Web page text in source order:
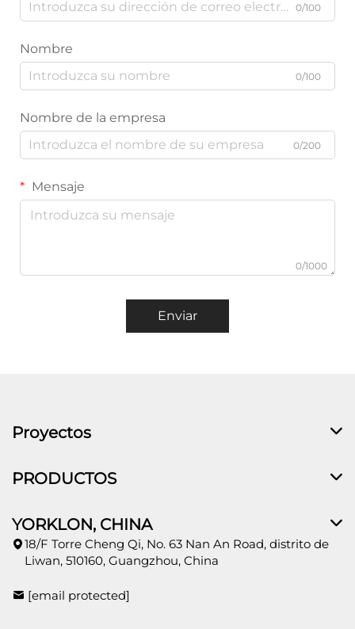
0/100
Nombre
0/100
Nombre de la empresa
0/200
Mensaje
0/1000
Enviar
Proyectos
PRODUCTOS
YORKLON, CHINA
18/F Torre Cheng Qi, No. 63 Nan An Road, distrito de
Liwan, 510160, Guangzhou, China
[email protected]